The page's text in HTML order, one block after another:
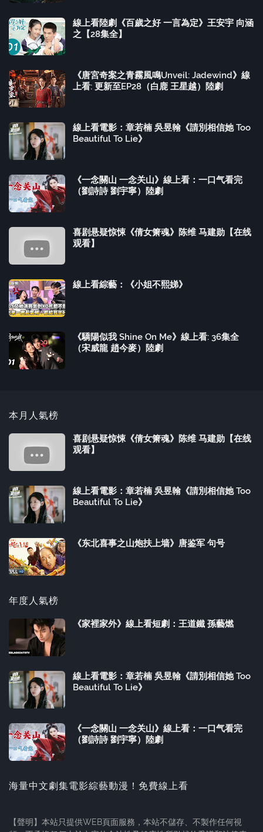
線上看陸劇《百歲之好 一言為定》王安宇 向涵
之【28集全】
《唐宮奇案之青霧風鳴Unveil: Jadewind》線
上看: 更新至EP28（白鹿 王星越）陸劇
線上看電影：章若楠 吳昱翰《請別相信她 Too
Beautiful To Lie》
《一念關山 一念关山》線上看：一口气看完
（劉詩詩 劉宇寧）陸劇
喜剧悬疑惊悚《倩女箫魂》陈维 马建勋【在线
观看】
線上看綜藝：《小姐不熙娣》
《驕陽似我 Shine On Me》線上看: 36集全
（宋威龍 趙今麥）陸劇
本月人氣榜
喜剧悬疑惊悚《倩女箫魂》陈维 马建勋【在线
观看】
線上看電影：章若楠 吳昱翰《請別相信她 Too
Beautiful To Lie》
《东北喜事之山炮扶上墙》唐鉴军 句号
年度人氣榜
《家裡家外》線上看短劇：王道鐵 孫藝燃
線上看電影：章若楠 吳昱翰《請別相信她 Too
Beautiful To Lie》
《一念關山 一念关山》線上看：一口气看完
（劉詩詩 劉宇寧）陸劇
海量中文劇集電影綜藝動漫！免費線上看
【聲明】本站只提供WEB頁面服務，本站不儲存、不製作任何視